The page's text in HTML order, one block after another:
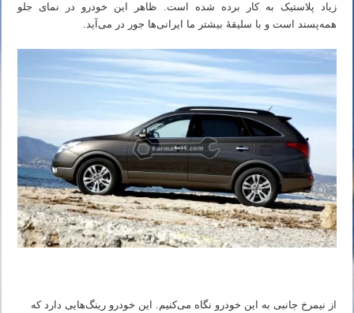
زیاد پلاستیک به کار برده شده است. ظاهر این خودرو در نمای جلو
همه‌پسند است و با سلیقهٔ بیشتر ما ایرانی‌ها جور در می‌آید.
از نیمرخ جانبی به این خودرو نگاه می‌کنیم. این خودرو رینگ‌هایی دارد که